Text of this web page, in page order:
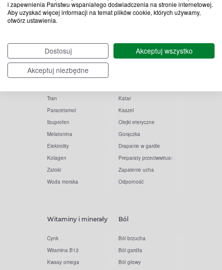
i zapewnienia Państwu wspaniałego doświadczenia na stronie internetowej.
Aby uzyskać więcej informacji na temat plików cookie, których używamy,
otwórz ustawienia.
Dostosuj
Akceptuj wszystko
Akceptuj niezbędne
Popularne zapytania
Witamina D
Witamina C
Tran
Paracetamol
Ibuprofen
Melatonina
Elektrolity
Kolagen
Zatoki
Woda morska
Przeziębienie i grypa
Katar
Kaszel
Olejki eteryczne
Gorączka
Drapanie w gardle
Preparaty przeciwwirusowe
Zapalenie ucha
Odporność
Witaminy i minerały
Cynk
Witamina B12
Kwasy omega
Ból
Ból brzucha
Ból gardła
Ból głowy